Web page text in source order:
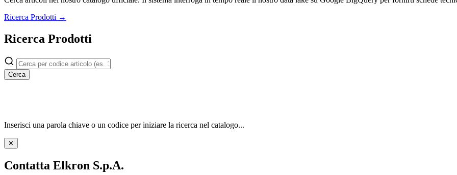
Ricerca Prodotti →
Ricerca Prodotti
Cerca
Inserisci una parola chiave o un codice per iniziare la ricerca nel catalogo...
✕
Contatta Elkron S.p.A.